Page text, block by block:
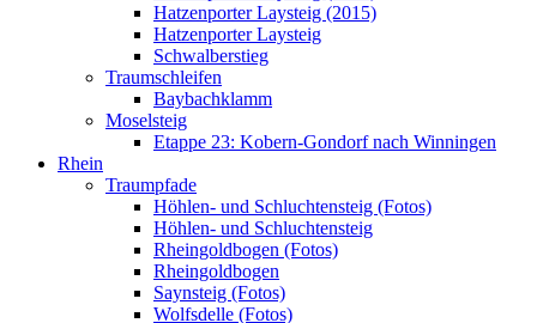
Hatzenporter Laysteig (2015)
Hatzenporter Laysteig
Schwalberstieg
Traumschleifen
Baybachklamm
Moselsteig
Etappe 23: Kobern-Gondorf nach Winningen
Rhein
Traumpfade
Höhlen- und Schluchtensteig (Fotos)
Höhlen- und Schluchtensteig
Rheingoldbogen (Fotos)
Rheingoldbogen
Saynsteig (Fotos)
Wolfsdelle (Fotos)